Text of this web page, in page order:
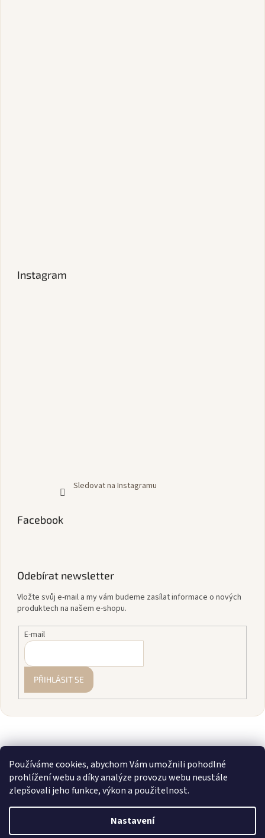
Používáme cookies, abychom Vám umožnili pohodlné
prohlížení webu a díky analýze provozu webu neustále
zlepšovali jeho funkce, výkon a použitelnost.
Nastavení
Instagram
Sledovat na Instagramu
Facebook
Odebírat newsletter
Vložte svůj e-mail a my vám budeme zasílat informace o nových
produktech na našem e-shopu.
E-mail
PŘIHLÁSIT SE
Vytvořil Shoptet